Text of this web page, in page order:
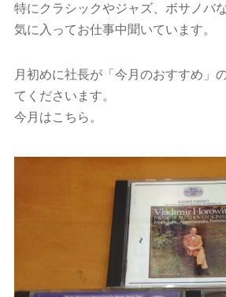
特にクラシックやジャズ、ボサノバ
気に入ってお仕事中聞いています。
月初めに社長が「今月のおすすめ」
てくださいます。
今月はこちら。